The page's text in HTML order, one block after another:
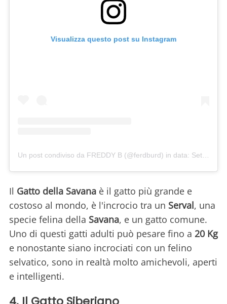
Visualizza questo post su Instagram
Un post condiviso da FREDDY B (@ferdburd) in data: Set 11, 2018 at 7:58 PDT
Il Gatto della Savana è il gatto più grande e
costoso al mondo, è l'incrocio tra un Serval, una
specie felina della Savana, e un gatto comune.
Uno di questi gatti adulti può pesare fino a 20 Kg
e nonostante siano incrociati con un felino
selvatico, sono in realtà molto amichevoli, aperti
e intelligenti.